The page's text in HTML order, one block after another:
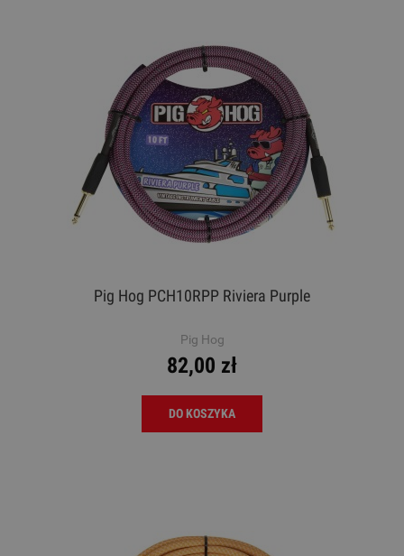
Pig Hog PCH10RPP Riviera Purple
Pig Hog
82,00 zł
DO KOSZYKA